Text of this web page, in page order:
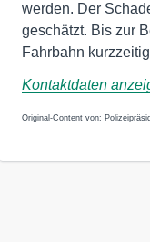
werden. Der
geschätzt. Bis zur
Fahrbahn
Kontaktdaten
Original-Content von: